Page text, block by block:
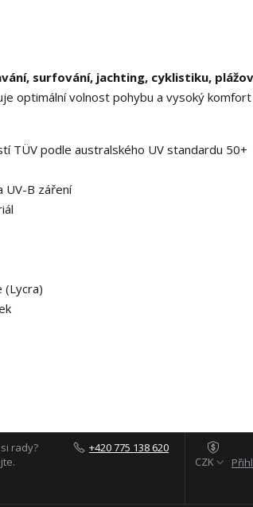
surfování, jachting, cyklistiku,
optimální volnost pohybu a vysoký
TÜV podle australského UV standardu 50+
UV-B záření
(Lycra)
CZK
rady?
+420 775 138 620